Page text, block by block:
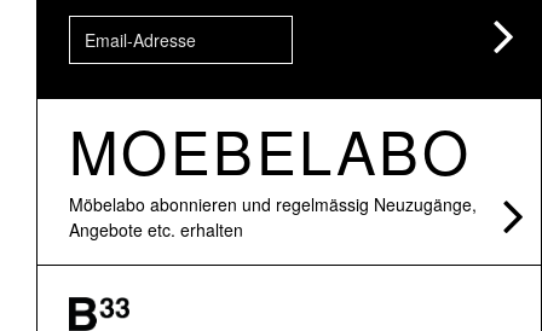
MOEBELABO
Möbelabo abonnieren und regelmässig Neuzugänge,
Angebote etc. erhalten